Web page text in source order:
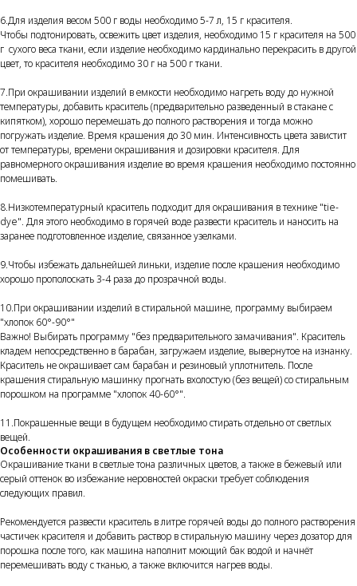
6.Для изделия весом 500 г воды необходимо 5-7 л, 15 г красителя.
Чтобы подтонировать, освежить цвет изделия, необходимо 15 г красителя на 500
г сухого веса ткани, если изделие необходимо кардинально перекрасить в другой
цвет, то красителя необходимо 30 г на 500 г ткани.
7.При окрашивании изделий в емкости необходимо нагреть воду до нужной
температуры, добавить краситель (предварительно разведенный в стакане с
кипятком), хорошо перемешать до полного растворения и тогда можно
погружать изделие. Время крашения до 30 мин. Интенсивность цвета завистит
от температуры, времени окрашивания и дозировки красителя. Для
равномерного окрашивания изделие во время крашения необходимо постоянно
помешивать.
8.Низкотемпературный краситель подходит для окрашивания в технике "tie-
dye". Для этого необходимо в горячей воде развести краситель и наносить на
заранее подготовленное изделие, связанное узелками.
9.Чтобы избежать дальнейшей линьки, изделие после крашения необходимо
хорошо прополоскать 3-4 раза до прозрачной воды.
10.При окрашивании изделий в стиральной машине, программу выбираем
"хлопок 60°-90°"
Важно! Выбирать программу "без предварительного замачивания". Краситель
кладем непосредственно в барабан, загружаем изделие, вывернутое на изнанку.
Краситель не окрашивает сам барабан и резиновый уплотнитель. После
крашения стиральную машинку прогнать вхолостую (без вещей) со стиральным
порошком на программе "хлопок 40-60°".
11.Покрашенные вещи в будущем необходимо стирать отдельно от светлых
вещей.
Особенности окрашивания в светлые тона
Окрашивание ткани в светлые тона различных цветов, а также в бежевый или
серый оттенок во избежание неровностей окраски требует соблюдения
следующих правил.
Рекомендуется развести краситель в литре горячей воды до полного растворения
частичек красителя и добавить раствор в стиральную машину через дозатор для
порошка после того, как машина наполнит моющий бак водой и начнёт
перемешивать воду с тканью, а также включится нагрев воды.